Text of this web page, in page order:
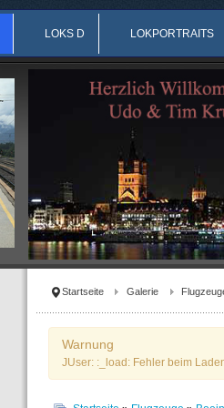
LOKS D LOKPORTRAITS
Startseite Galerie
Warnung
JUser: :_load: Fehler beim